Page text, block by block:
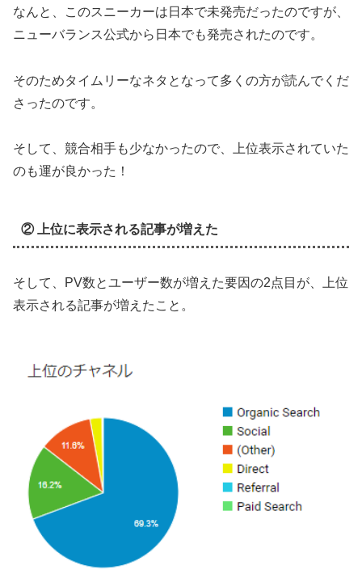
なんと、このスニーカーは日本で未発売だったのですが、
ニューバランス公式から日本でも発売されたのです。
そのためタイムリーなネタとなって多くの方が読んでくだ
さったのです。
そして、競合相手も少なかったので、上位表示されていた
のも運が良かった！
② 上位に表示される記事が増えた
そして、PV数とユーザー数が増えた要因の2点目が、上位
表示される記事が増えたこと。